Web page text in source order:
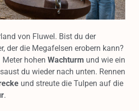
von Fluwel. Bist du der
der die Megafelsen erobern kann?
hohen Wachturm und wie ein
du wieder nach unten. Rennen
und streute die Tulpen auf die
.